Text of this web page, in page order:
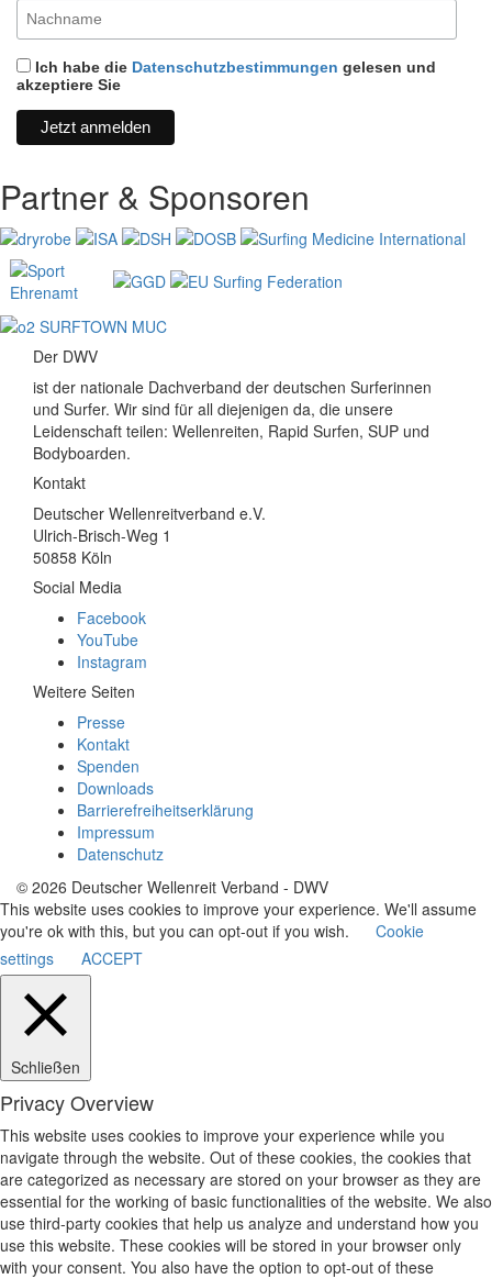
Ich habe die Datenschutzbestimmungen gelesen und
akzeptiere Sie
Partner & Sponsoren
Der DWV
ist der nationale Dachverband der deutschen Surferinnen
und Surfer. Wir sind für all diejenigen da, die unsere
Leidenschaft teilen: Wellenreiten, Rapid Surfen, SUP und
Bodyboarden.
Kontakt
Deutscher Wellenreitverband e.V.
Ulrich-Brisch-Weg 1
50858 Köln
Social Media
Facebook
YouTube
Instagram
Weitere Seiten
Presse
Kontakt
Spenden
Downloads
Barrierefreiheitserklärung
Impressum
Datenschutz
© 2026 Deutscher Wellenreit Verband - DWV
This website uses cookies to improve your experience. We'll assume
you're ok with this, but you can opt-out if you wish.
Cookie
settings
ACCEPT
Schließen
Privacy Overview
This website uses cookies to improve your experience while you
navigate through the website. Out of these cookies, the cookies that
are categorized as necessary are stored on your browser as they are
essential for the working of basic functionalities of the website. We also
use third-party cookies that help us analyze and understand how you
use this website. These cookies will be stored in your browser only
with your consent. You also have the option to opt-out of these